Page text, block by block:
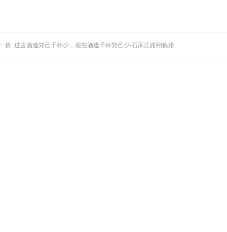
上一篇: 过去酒逢知己千杯少，现在酒逢千杯知己少-石家庄路翔铁路中等专业学校